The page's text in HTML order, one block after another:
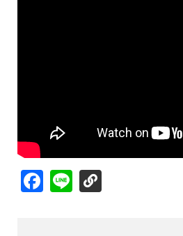
Facebook
Line